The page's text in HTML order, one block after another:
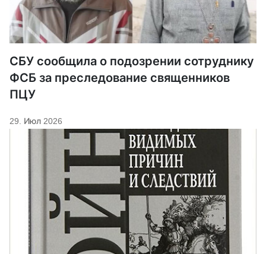
СБУ сообщила о подозрении сотруднику
ФСБ за преследование священников
ПЦУ
29. Июл 2026